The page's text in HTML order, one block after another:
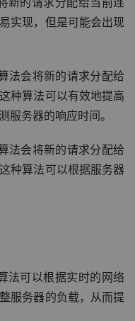
实现，但是可能会出现
法会将新的请求分配给
种算法可以有效地提高
服务器的响应时间。
法会将新的请求分配给
种算法可以根据服务器
法可以根据实时的网络
服务器的负载，从而提